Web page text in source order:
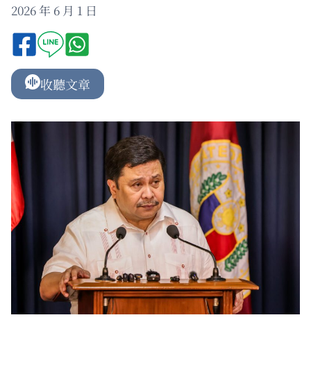
2026 年 6 月 1 日
收聽文章